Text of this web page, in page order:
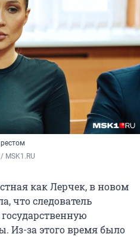
MSK1.RU
как Лерчек, в новом
что следователь
Из-за этого время было